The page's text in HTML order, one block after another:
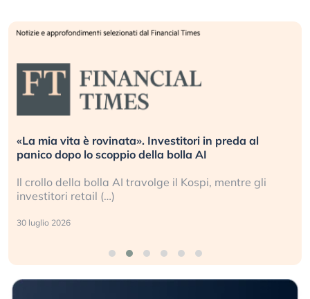
«La mia vita è rovinata». Investitori in preda al
panico dopo lo scoppio della bolla AI
Il crollo della bolla AI travolge il Kospi, mentre gli
investitori retail (…)
30 luglio 2026